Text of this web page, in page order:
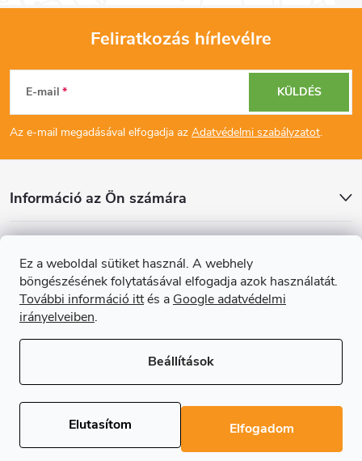
Ez a weboldal sütiket használ. A webhely
böngészésének folytatásával elfogadja azok használatát.
További információ ittés a Google adatvédelmi
irányelveiben.
Beállítások
Elutasítom Elfogadom
L
á
b
é
Feliratkozás hírlevélre
E-mail
Az e-mail megadásával elfogadja az Adatvédelmi szabályzatot.
KÜLDÉS
Információ az Ön számára
Online fizetési lehetőséget biztosítunk
Shoptet Premium készítette
Copyright 2026Regals.hu. Minden jog fenntartva.Süti beállítások
szerkesztése